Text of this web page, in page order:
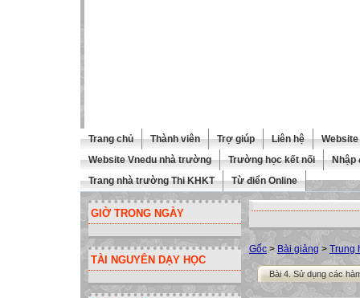
Trang chủ Thành viên Trợ giúp Liên hệ
Website Vnedu nhà trường
Trường học kết nối
Nhập
Trang nhà trường Thi KHKT
Từ điển Online
GIỜ TRONG NGÀY
TÀI NGUYÊN DẠY HỌC
Gốc > Bài giảng > Trung
Bài 4. Sử dụng các